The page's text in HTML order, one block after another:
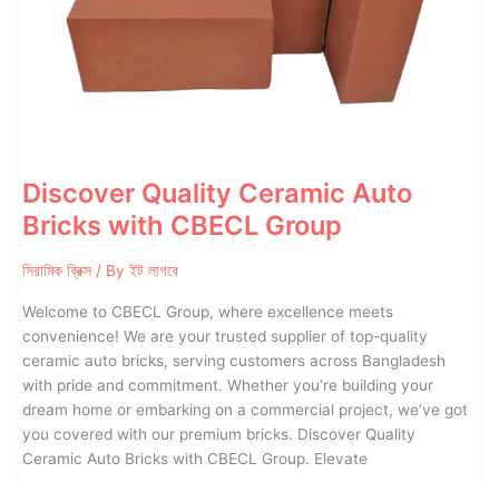
Discover Quality Ceramic Auto
Bricks with CBECL Group
সিরামিক ব্রিক্স / By ইট লাগবে
Welcome to CBECL Group, where excellence meets
convenience! We are your trusted supplier of top-quality
ceramic auto bricks, serving customers across Bangladesh
with pride and commitment. Whether you’re building your
dream home or embarking on a commercial project, we’ve got
you covered with our premium bricks. Discover Quality
Ceramic Auto Bricks with CBECL Group. Elevate